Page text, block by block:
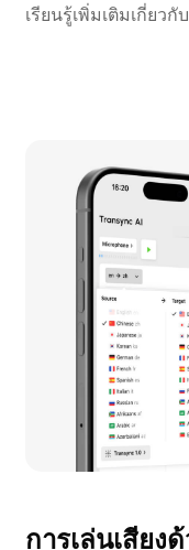
เรียนรู้เพิ่มเติมเกี่ยวกับ
การเล่นเสียง